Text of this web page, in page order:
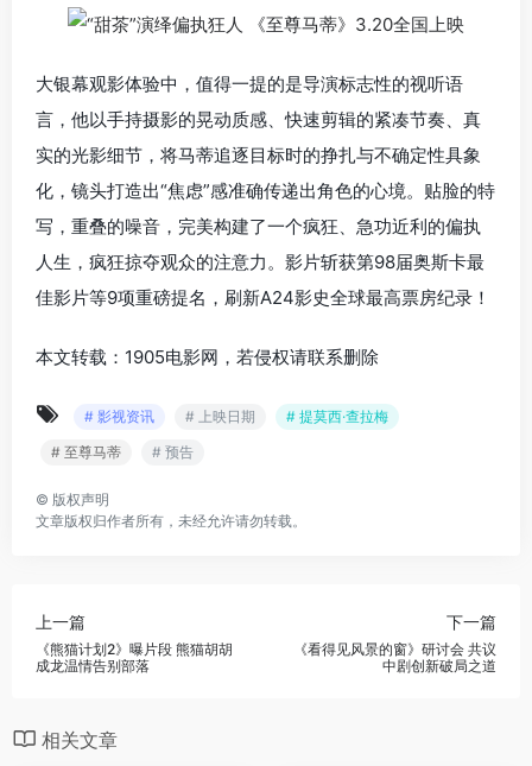
大银幕观影体验中，值得一提的是导演标志性的视听语
言，他以手持摄影的晃动质感、快速剪辑的紧凑节奏、真
实的光影细节，将马蒂追逐目标时的挣扎与不确定性具象
化，镜头打造出“焦虑”感准确传递出角色的心境。贴脸的特
写，重叠的噪音，完美构建了一个疯狂、急功近利的偏执
人生，疯狂掠夺观众的注意力。影片斩获第98届奥斯卡最
佳影片等9项重磅提名，刷新A24影史全球最高票房纪录！
本文转载：1905电影网，若侵权请联系删除
# 影视资讯 # 上映日期
# 提莫西·查拉梅
# 至尊马蒂
# 预告
© 版权声明
文章版权归作者所有，未经允许请勿转载。
上一篇
《熊猫计划2》曝片段 熊猫胡胡
成龙温情告别部落
下一篇
《看得见风景的窗》研讨会 共议
中剧创新破局之道
相关文章